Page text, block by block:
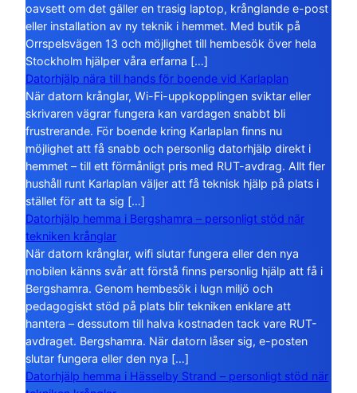
oavsett om det gäller en trasig laptop, krånglande e-post
eller installation av ny teknik i hemmet. Med butik på
Orrspelsvägen 13 och möjlighet till hembesök över hela
Stockholm hjälper våra erfarna […]
Datorhjälp nära till hands för boende vid Karlaplan
När datorn krånglar, Wi-Fi-uppkopplingen sviktar eller
skrivaren vägrar fungera kan vardagen snabbt bli
frustrerande. För boende kring Karlaplan finns nu
möjlighet att få snabb och personlig datorhjälp direkt i
hemmet – till ett förmånligt pris med RUT-avdrag. Allt fler
hushåll runt Karlaplan väljer att få teknisk hjälp på plats i
stället för att ta sig […]
Datorhjälp hemma i Bergshamra – personligt stöd när
tekniken krånglar
När datorn krånglar, wifi slutar fungera eller den nya
mobilen känns svår att förstå finns personlig hjälp att få i
Bergshamra. Genom hembesök i lugn miljö och
pedagogiskt stöd på plats blir tekniken enklare att
hantera – dessutom till halva kostnaden tack vare RUT-
avdraget. Bergshamra. När datorn låser sig, e-posten
slutar fungera eller den nya […]
Datorhjälp hemma i Hässelby Strand – personligt stöd när